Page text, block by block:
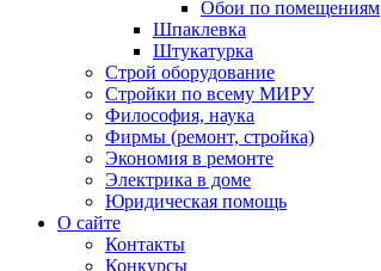
Обои по помещениям
Шпаклевка
Штукатурка
Строй оборудование
Стройки по всему МИРУ
Философия, наука
Фирмы (ремонт, стройка)
Экономия в ремонте
Электрика в доме
Юридическая помощь
О сайте
Контакты
Конкурсы